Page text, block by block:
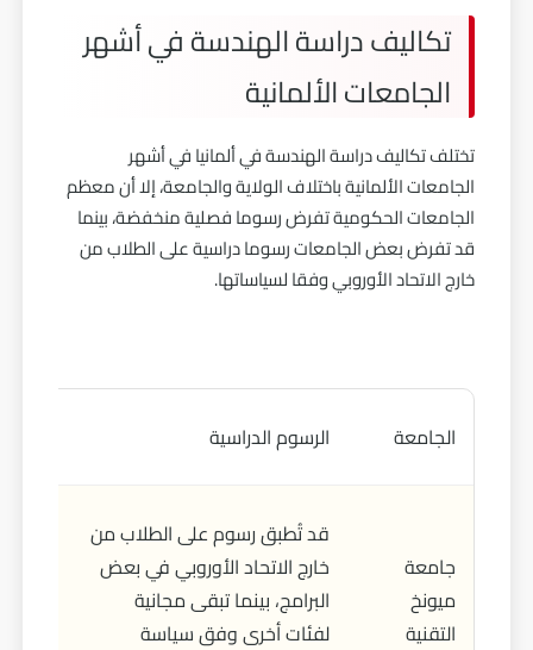
تكاليف دراسة الهندسة في أشهر
الجامعات الألمانية
تختلف تكاليف دراسة الهندسة في ألمانيا في أشهر
الجامعات الألمانية باختلاف الولاية والجامعة، إلا أن معظم
الجامعات الحكومية تفرض رسوما فصلية منخفضة، بينما
قد تفرض بعض الجامعات رسوما دراسية على الطلاب من
خارج الاتحاد الأوروبي وفقا لسياساتها.
الجامعة الرسوم الدراسية
جامعة
ميونخ
التقنية
قد تُطبق رسوم على الطلاب من
خارج الاتحاد الأوروبي في بعض
البرامج، بينما تبقى مجانية
لفئات أخرى وفق سياسة